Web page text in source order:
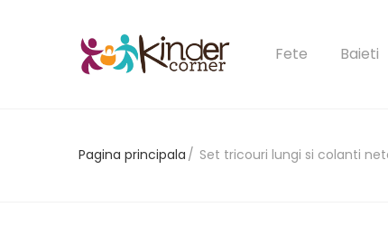
Fete Baieti
Pagina principala Set tricouri lungi si colanti